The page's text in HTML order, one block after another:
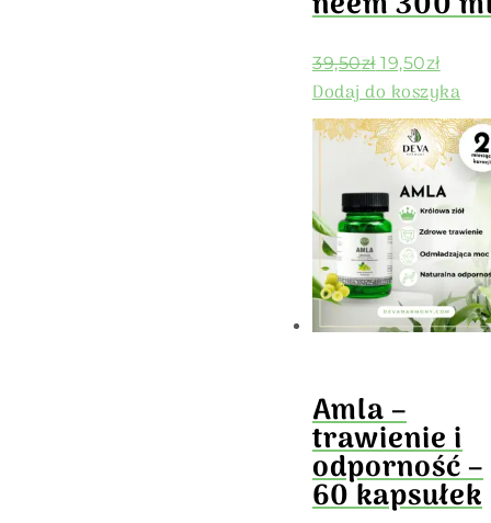
39,50zł 19,50zł
Dodaj do koszyka
Amla –
trawienie i
odporność –
60 kapsułek